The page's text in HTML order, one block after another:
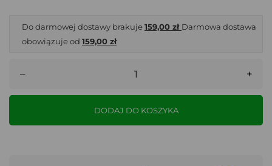
Do darmowej dostawy brakuje 159,00 zł Darmowa dostawa
obowiązuje od 159,00 zł
– +
DODAJ DO KOSZYKA